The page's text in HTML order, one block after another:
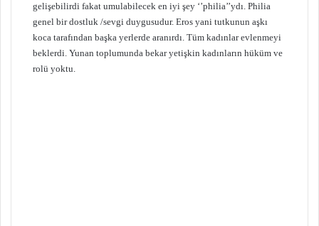
gelişebilirdi fakat umulabilecek en iyi şey ‘’philia’’ydı. Philia
genel bir dostluk /sevgi duygusudur. Eros yani tutkunun aşkı
koca tarafından başka yerlerde aranırdı. Tüm kadınlar evlenmeyi
beklerdi. Yunan toplumunda bekar yetişkin kadınların hüküm ve
rolü yoktu.